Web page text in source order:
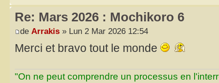
Re: Mars 2026 : Mochikoro 6
de Arrakis » Lun 2 Mar 2026 12:54
Merci et bravo tout le monde
"On ne peut comprendre un processus en